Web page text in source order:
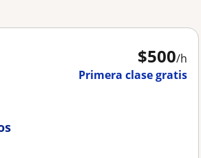
$500/h
Primera clase gratis